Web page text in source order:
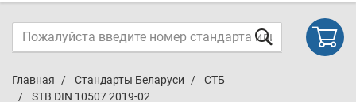
Главная Стандарты Беларуси
СТБ
STB DIN 10507 2019-02